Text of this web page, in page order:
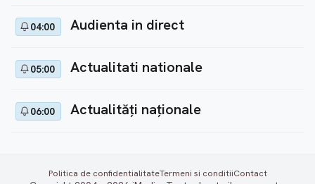
04:00 Audienta in direct
05:00 Actualitati nationale
06:00 Actualități naționale
Politica de confidentialitateTermeni si conditiiContact